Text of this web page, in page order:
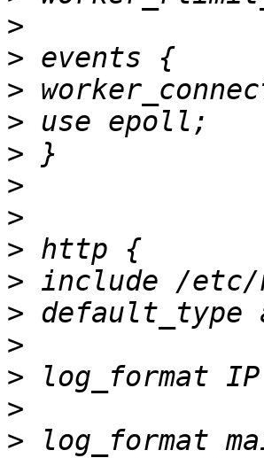
>
>
>
>
>
>
>
>
>
>
>
>
>
> log_format